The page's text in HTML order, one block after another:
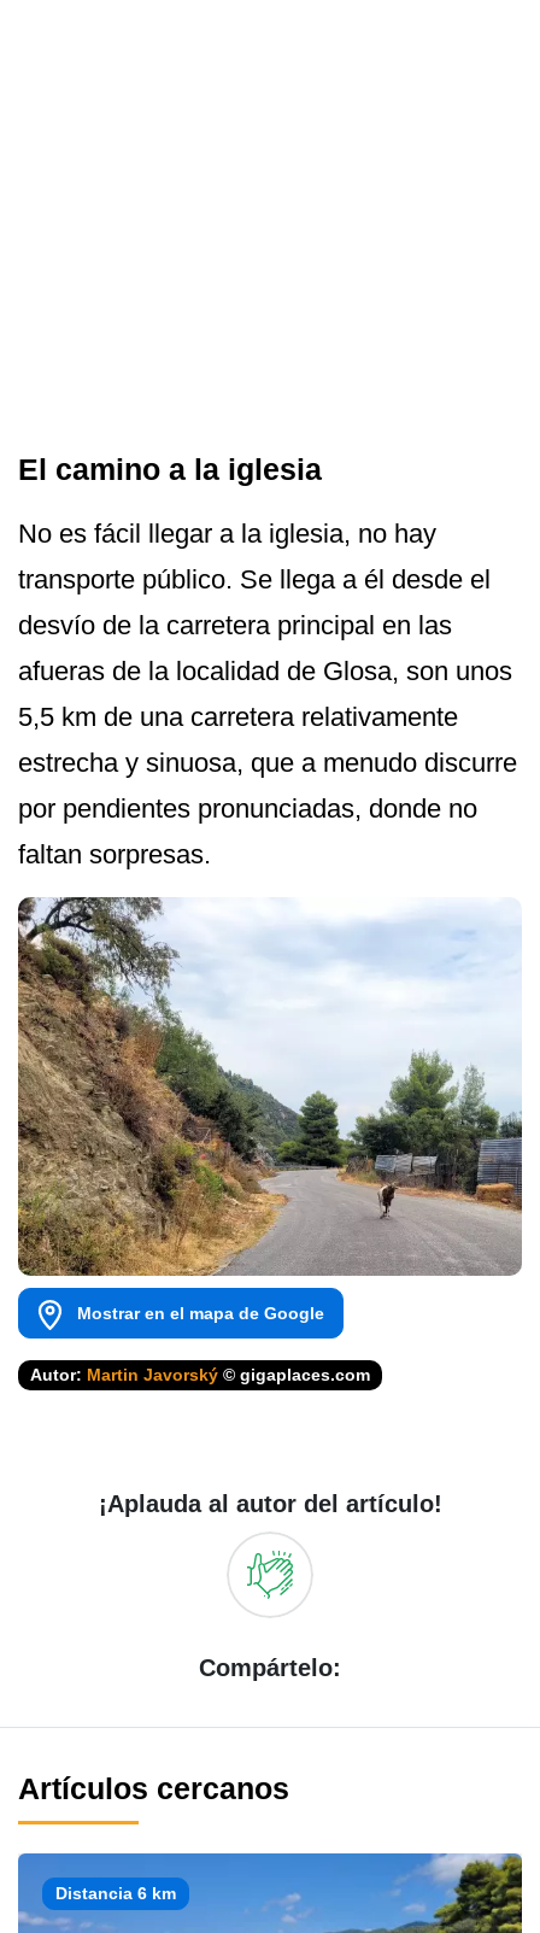
El camino a la iglesia
No es fácil llegar a la iglesia, no hay
transporte público. Se llega a él desde el
desvío de la carretera principal en las
afueras de la localidad de Glosa, son unos
5,5 km de una carretera relativamente
estrecha y sinuosa, que a menudo discurre
por pendientes pronunciadas, donde no
faltan sorpresas.
Mostrar en el mapa de Google
Autor: Martin Javorský © gigaplaces.com
¡Aplauda al autor del artículo!
Compártelo:
Artículos cercanos
Distancia 6 km